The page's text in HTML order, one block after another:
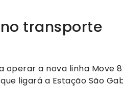
transporte
a nova linha Move
ligará a Estação São